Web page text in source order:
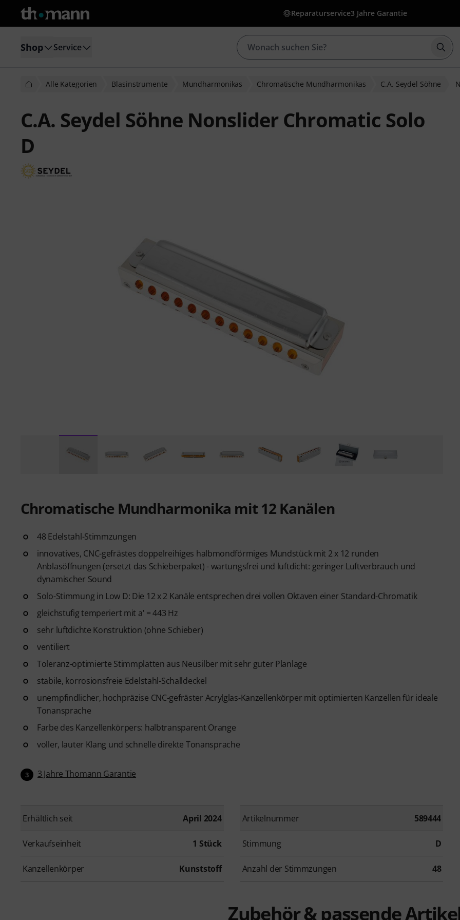
Reparaturservice3 Jahre Garantie
Shop Service
Alle Kategorien Blasinstrumente Mundharmonikas Chromatische Mundharmonikas C.A. Seydel Söhne
C.A. Seydel Söhne Nonslider Chromatic Solo
D
Chromatische Mundharmonika mit 12 Kanälen
48 Edelstahl-Stimmzungen
innovatives, CNC-gefrästes doppelreihiges halbmondförmiges Mundstück mit 2 x 12 runden
Anblasöffnungen (ersetzt das Schieberpaket) - wartungsfrei und luftdicht: geringer Luftverbrauch und
dynamischer Sound
Solo-Stimmung in Low D: Die 12 x 2 Kanäle entsprechen drei vollen Oktaven einer Standard-Chromatik
gleichstufig temperiert mit a' = 443 Hz
sehr luftdichte Konstruktion (ohne Schieber)
ventiliert
Toleranz-optimierte Stimmplatten aus Neusilber mit sehr guter Planlage
stabile, korrosionsfreie Edelstahl-Schalldeckel
unempfindlicher, hochpräzise CNC-gefräster Acrylglas-Kanzellenkörper mit optimierten Kanzellen für ideale
Tonansprache
Farbe des Kanzellenkörpers: halbtransparent Orange
voller, lauter Klang und schnelle direkte Tonansprache
3 3 Jahre Thomann Garantie
Erhältlich seit April 2024 Artikelnummer 589444
Verkaufseinheit 1 Stück Stimmung D
Kanzellenkörper Kunststoff Anzahl der Stimmzungen 48
Zubehör & passende